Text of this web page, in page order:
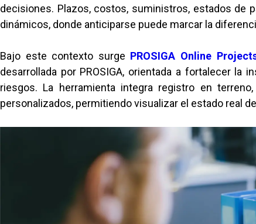
decisiones. Plazos, costos, suministros, estados de
dinámicos, donde anticiparse puede marcar la
Bajo este contexto surge PROSIGA Online
desarrollada por PROSIGA, orientada a fortalecer
riesgos. La herramienta integra registro en
personalizados, permitiendo visualizar el estado real